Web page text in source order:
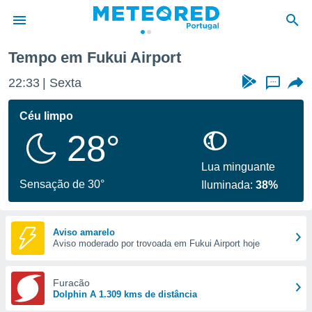
da
foi
fornecidas
a este
das
e
forma
digital
Tempo em Fukui Airport
22:33 Sexta ...
Céu limpo
28°
Sensação de 30°
Lua minguante
Iluminada:38%
Aviso amarelo
Aviso moderado por trovoada em Fukui Airport hoje
Furacão
Dolphin A 1.309 kms de distância